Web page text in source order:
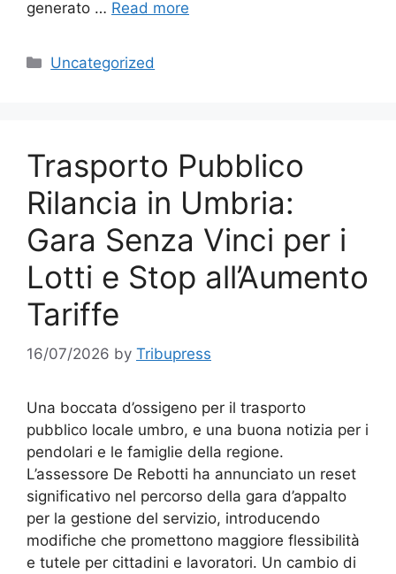
generato … Read more
Categories
Uncategorized
Trasporto Pubblico
Rilancia in Umbria:
Gara Senza Vinci per i
Lotti e Stop all’Aumento
Tariffe
16/07/2026 by Tribupress
Una boccata d’ossigeno per il trasporto
pubblico locale umbro, e una buona notizia per i
pendolari e le famiglie della regione.
L’assessore De Rebotti ha annunciato un reset
significativo nel percorso della gara d’appalto
per la gestione del servizio, introducendo
modifiche che promettono maggiore flessibilità
e tutele per cittadini e lavoratori. Un cambio di